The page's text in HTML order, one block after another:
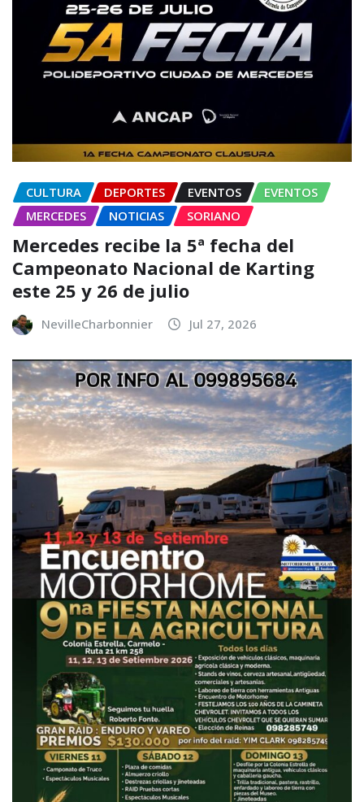
CULTURA DEPORTES EVENTOS
EVENTOS
MERCEDES
NOTICIAS SORIANO
Mercedes recibe la 5ª fecha del
Campeonato Nacional de Karting
este 25 y 26 de julio
NevilleCharbonnier Jul 27, 2026